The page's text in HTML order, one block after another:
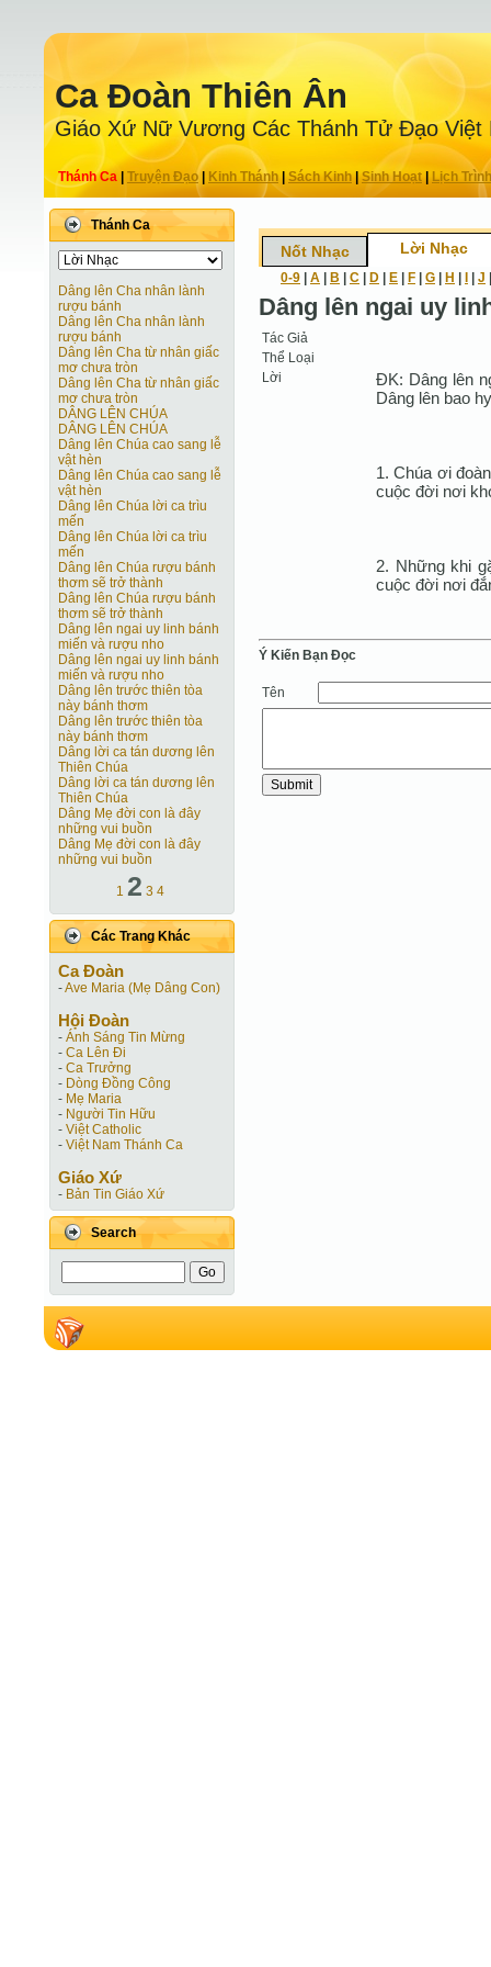
Ca Ðoàn Thiên Ân
Giáo Xứ Nữ Vương Các Thánh Tử Ðạo Việt
Thánh Ca Truyện Ðạo| Kinh Thánh Sách Kinh|Sinh Hoạt| Lịch Trình
Thánh Ca
Dâng lên Cha nhân lành
rượu bánh
Dâng lên Cha nhân lành
rượu bánh
Dâng lên Cha từ nhân giấc
mơ chưa tròn
Dâng lên Cha từ nhân giấc
mơ chưa tròn
DÂNG LÊN CHÚA
DÂNG LÊN CHÚA
Dâng lên Chúa cao sang lễ
vật hèn
Dâng lên Chúa cao sang lễ
vật hèn
Dâng lên Chúa lời ca trìu
mến
Dâng lên Chúa lời ca trìu
mến
Dâng lên Chúa rượu bánh
thơm sẽ trở thành
Dâng lên Chúa rượu bánh
thơm sẽ trở thành
Dâng lên ngai uy linh bánh
miến và rượu nho
Dâng lên ngai uy linh bánh
miến và rượu nho
Dâng lên trước thiên tòa
này bánh thơm
Dâng lên trước thiên tòa
này bánh thơm
Dâng lời ca tán dương lên
Thiên Chúa
Dâng lời ca tán dương lên
Thiên Chúa
Dâng Mẹ đời con là đây
những vui buồn
Dâng Mẹ đời con là đây
những vui buồn
1 2 3 4
Các Trang Khác
Ca Ðoàn
-Ave Maria (Mẹ Dâng Con)
Hội Ðoàn
- Ánh Sáng Tin Mừng
- Ca Lên Đi
- Ca Trưởng
- Dòng Đồng Công
- Mẹ Maria
- Người Tin Hữu
- Việt Catholic
- Việt Nam Thánh Ca
Giáo Xứ
- Bản Tin Giáo Xứ
Search
Nốt Nhạc Lời Nhạc
0-9 A B C D E F G H J
Dâng lên ngai uy
Tác Giả
Thể Loại
Lời
ÐK: Dâng lên
Dâng lên bao
1. Chúa ơi
cuộc đời nơi
2. Những khi
cuộc đời nơi
Ý Kiến Bạn Ðọc
Tên